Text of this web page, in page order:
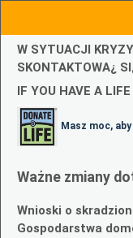
W SYTUACJI
SKONTAKTOWA¿
IF YOU HAVE A
Masz moc,
Ważne zmiany
Wnioski o
Gospodarstwa